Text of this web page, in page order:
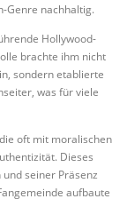
Genre nachhaltig.
Hollywood-
brachte ihm nicht
sondern etablierte
was für viele
oft mit moralischen
Dieses
seiner Präsenz
aufbaute